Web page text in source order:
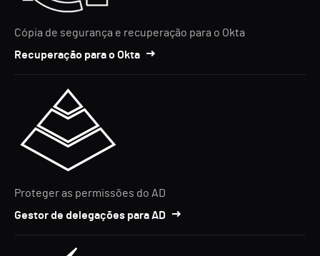
Cópia de segurança e recuperação para o Okta
Recuperação para o Okta
Proteger as permissões do AD
Gestor de delegações para AD